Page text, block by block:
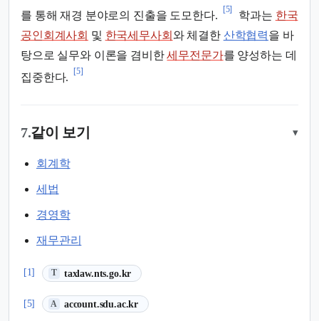
를 통해 재경 분야로의 진출을 도모한다.
[5]
학과는 한국
공인회계사회 및 한국세무사회 와 체결한 산학협력을 바
탕으로 실무와 이론을 겸비한세무전문가를 양성하는 데
집중한다.
[5]
7.같이 보기 ▾
회계학
세법
경영학
재무관리
[1] T taxlaw.nts.go.kr
(새 탭에서 열림)
[5] A account.sdu.ac.kr
(새 탭에서 열림)